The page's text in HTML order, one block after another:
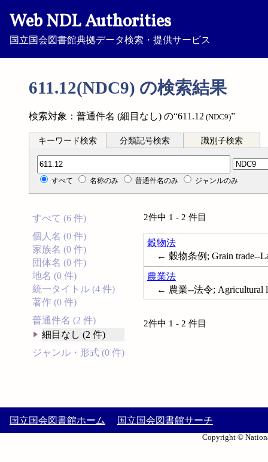
Web NDL Authorities
国立国会図書館典拠データ検索・提供サービス
611.12(NDC9) の検索結果
検索対象：普通件名 (細目なし) の“611.12 (NDC9)”
キーワード検索 分類記号検索 識別子検索
分類記号検索
すべて 名称のみ 普通件名のみ ジャンルのみ
すべて (6 件)
個人名 (0 件)
家族名 (0 件)
団体名 (0 件)
地名 (0 件)
統一タイトル (4 件)
著作 (0 件)
普通件名 (2 件)
細目なし (2 件)
ジャンル・形式 (0 件)
2件中 1 - 2 件目
穀物法
← 穀物条例; Grain trade--
農業法
← 農業--法令; Agricultural
2件中 1 - 2 件目
国立国会図書館ホーム 国立国会図書館サーチ
Copyright ©